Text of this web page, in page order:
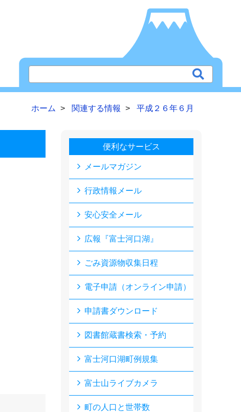
ホーム 関連する情報 平成２６年６月
便利なサービス
メールマガジン
行政情報メール
安心安全メール
広報『富士河口湖』
ごみ資源物収集日程
電子申請（オンライン申請）
申請書ダウンロード
図書館蔵書検索・予約
富士河口湖町例規集
富士山ライブカメラ
町の人口と世帯数